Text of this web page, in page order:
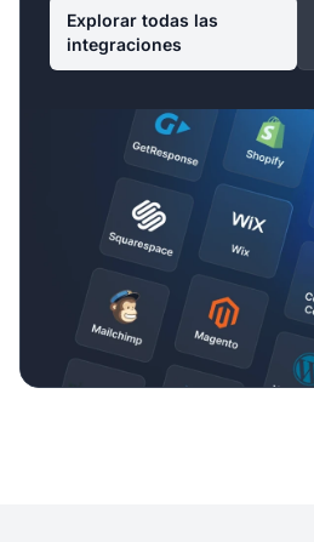
Explorar todas las
integraciones